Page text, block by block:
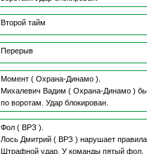
Второй тайм
Перерыв
Момент ( Охрана-Динамо ).
Михалевич Вадим ( Охрана-Динамо )
по воротам. Удар блокирован.
Фол ( ВРЗ ).
Лось Дмитрий( ВРЗ ) нарушает правила.
Штрафной удар. У команды пятый фол.